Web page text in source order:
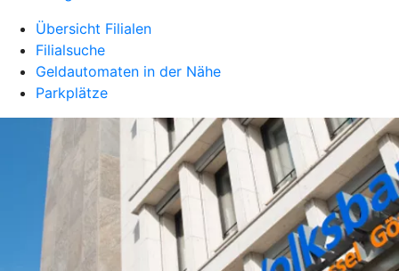
Übersicht Filialen
Filialsuche
Geldautomaten in der Nähe
Parkplätze